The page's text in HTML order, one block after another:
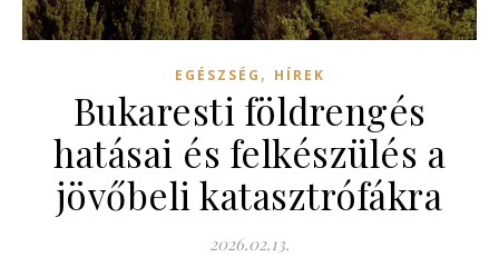
EGÉSZSÉG , HÍREK
Bukaresti földrengés
hatásai és felkészülés a
jövőbeli katasztrófákra
2026.02.13.